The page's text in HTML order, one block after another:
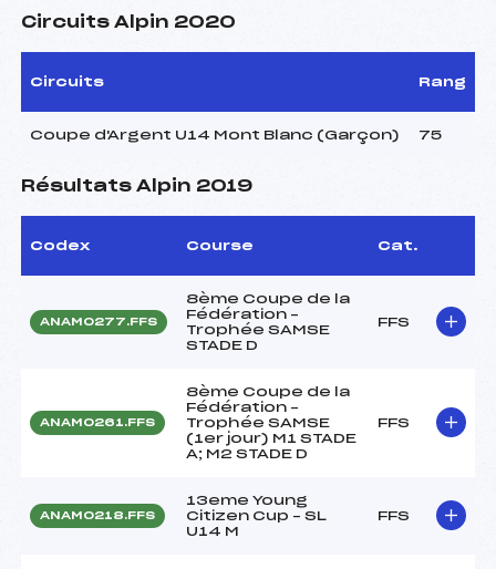
Circuits Alpin 2020
Circuits Rang
Coupe d'Argent U14 Mont Blanc (Garçon) 75
Résultats Alpin 2019
Codex Course Cat.
ANAM0277.FFS
8ème Coupe de la
Fédération –
Trophée SAMSE
STADE D
FFS
ANAM0261.FFS
8ème Coupe de la
Fédération –
Trophée SAMSE
(1er jour) M1 STADE
A; M2 STADE D
FFS
ANAM0218.FFS
13eme Young
Citizen Cup – SL
U14 M
FFS